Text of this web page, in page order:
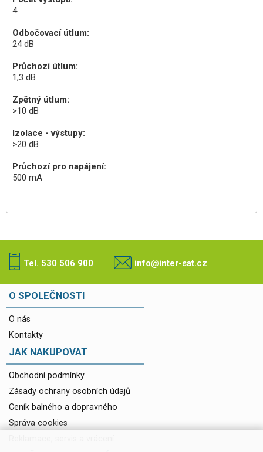
4
Odbočovací útlum:
24 dB
Průchozí útlum:
1,3 dB
Zpětný útlum:
>10 dB
Izolace - výstupy:
>20 dB
Průchozí pro napájení:
500 mA
Tel. 530 506 900 info@inter-sat.cz
O SPOLEČNOSTI
O nás
Kontakty
JAK NAKUPOVAT
Obchodní podmínky
Zásady ochrany osobních údajů
Ceník balného a dopravného
Správa cookies